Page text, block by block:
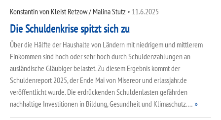
Konstantin von Kleist Retzow / Malina Stutz • 11.6.2025
Die Schuldenkrise spitzt sich zu
Über die Hälfte der Haushalte von Ländern mit niedrigem und mittlerem
Einkommen sind hoch oder sehr hoch durch Schuldenzahlungen an
ausländische Gläubiger belastet. Zu diesem Ergebnis kommt der
Schuldenreport 2025, der Ende Mai von Misereor und erlassjahr.de
veröffentlicht wurde. Die erdrückenden Schuldenlasten gefährden
nachhaltige Investitionen in Bildung, Gesundheit und Klimaschutz.…